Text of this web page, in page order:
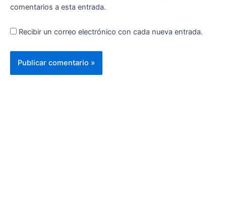
comentarios a esta entrada.
Recibir un correo electrónico con cada nueva entrada.